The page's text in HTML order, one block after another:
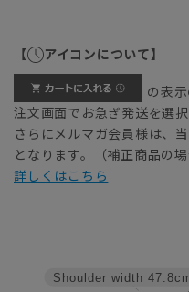
【 アイコンについて】
の表示
注文画面でお急ぎ発送を選択
さらにメルマガ会員様は、
となります。（補正商品の場
詳しくはこちら
Shoulder width